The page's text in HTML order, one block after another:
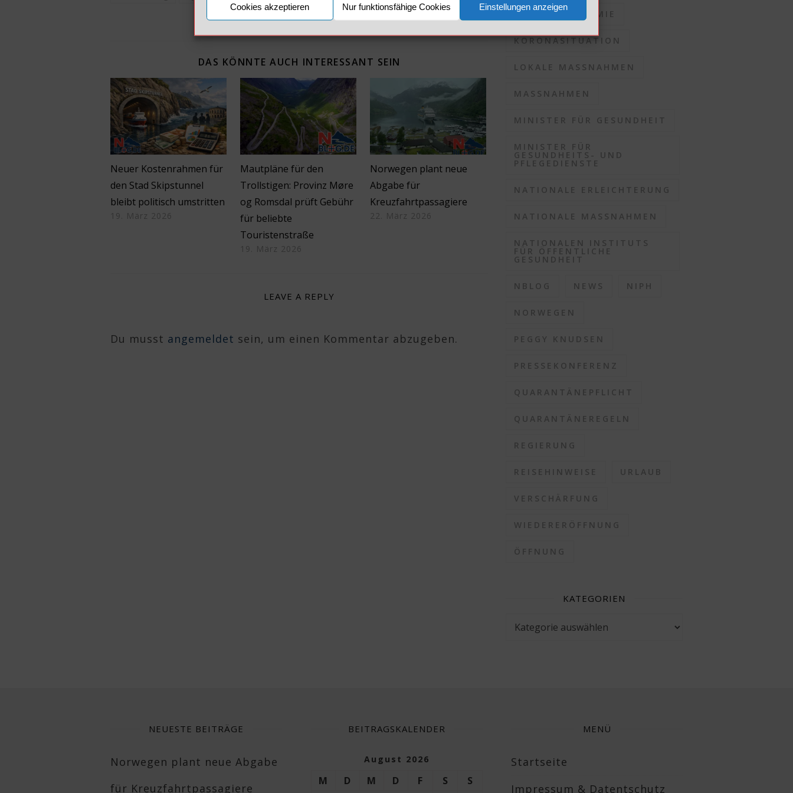
Cookies akzeptieren Nur funktionsfähige Cookies Einstellungen anzeigen
DAS KÖNNTE AUCH INTERESSANT SEIN
Neuer Kostenrahmen für
den Stad Skipstunnel
bleibt politisch umstritten
19. März 2026
Mautpläne für den
Trollstigen: Provinz Møre
og Romsdal prüft Gebühr
für beliebte
Touristenstraße
19. März 2026
Norwegen plant neue
Abgabe für
Kreuzfahrtpassagiere
22. März 2026
LEAVE A REPLY
Du musst angemeldet sein, um einen Kommentar abzugeben.
KORONAPANDEMIE
KORONASITUATION
LOKALE MASSNAHMEN
MASSNAHMEN
MINISTER FÜR GESUNDHEIT
MINISTER FÜR
GESUNDHEITS- UND
PFLEGEDIENSTE
NATIONALE ERLEICHTERUNG
NATIONALE MASSNAHMEN
NATIONALEN INSTITUTS
FÜR ÖFFENTLICHE
GESUNDHEIT
NBLOG NEWS NIPH
NORWEGEN
PEGGY KNUDSEN
PRESSEKONFERENZ
QUARANTÄNEPFLICHT
QUARANTÄNEREGELN
REGIERUNG
REISEHINWEISE URLAUB
VERSCHÄRFUNG
WIEDERERÖFFNUNG
ÖFFNUNG
KATEGORIEN
NEUESTE BEITRÄGE
Norwegen plant neue Abgabe
für Kreuzfahrtpassagiere
BEITRAGSKALENDER
August 2026
M D M D F S S
MENÜ
Startseite
Impressum & Datentschutz